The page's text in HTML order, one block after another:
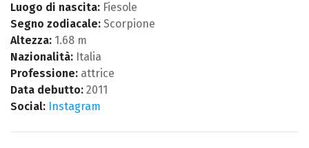
Luogo di nascita: Fiesole
Segno zodiacale: Scorpione
Altezza: 1.68 m
Nazionalità: Italia
Professione: attrice
Data debutto: 2011
Social: Instagram